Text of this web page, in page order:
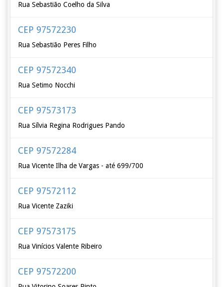
Rua Sebastião Coelho da Silva
CEP 97572230
Rua Sebastião Peres Filho
CEP 97572340
Rua Setimo Nocchi
CEP 97573173
Rua Sílvia Regina Rodrigues Pando
CEP 97572284
Rua Vicente Ilha de Vargas - até 699/700
CEP 97572112
Rua Vicente Zaziki
CEP 97573175
Rua Vinícios Valente Ribeiro
CEP 97572200